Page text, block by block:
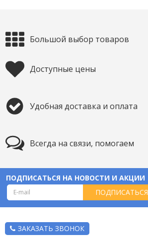
Большой выбор товаров
Доступные цены
Удобная доставка и оплата
Всегда на связи, помогаем
ПОДПИСАТЬСЯ НА НОВОСТИ И АКЦИИ
ПОДПИСАТЬСЯ
ЗАКАЗАТЬ ЗВОНОК